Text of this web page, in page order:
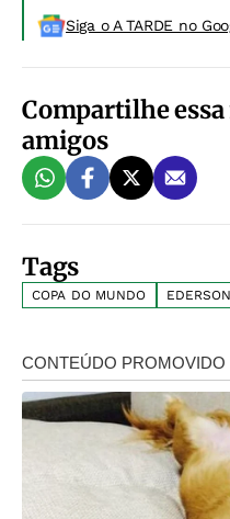
Siga o A TARDE no
Compartilhe
amigos
Tags
COPA DO MUNDO EDERSON